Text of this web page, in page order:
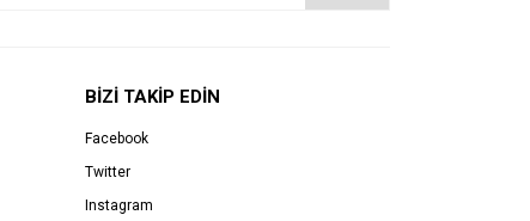
BİZİ TAKİP EDİN
Facebook
Twitter
Instagram